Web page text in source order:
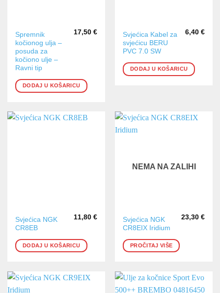
Spremnik
kočionog ulja –
posuda za
kočiono ulje –
Ravni tip
17,50 €
DODAJ U KOŠARICU
Svjećica Kabel za
svjećicu BERU
PVC 7.0 SW
6,40 €
DODAJ U KOŠARICU
Svjećica NGK
CR8EB
11,80 €
DODAJ U KOŠARICU
NEMA NA ZALIHI
Svjećica NGK
CR8EIX Iridium
23,30 €
PROČITAJ VIŠE